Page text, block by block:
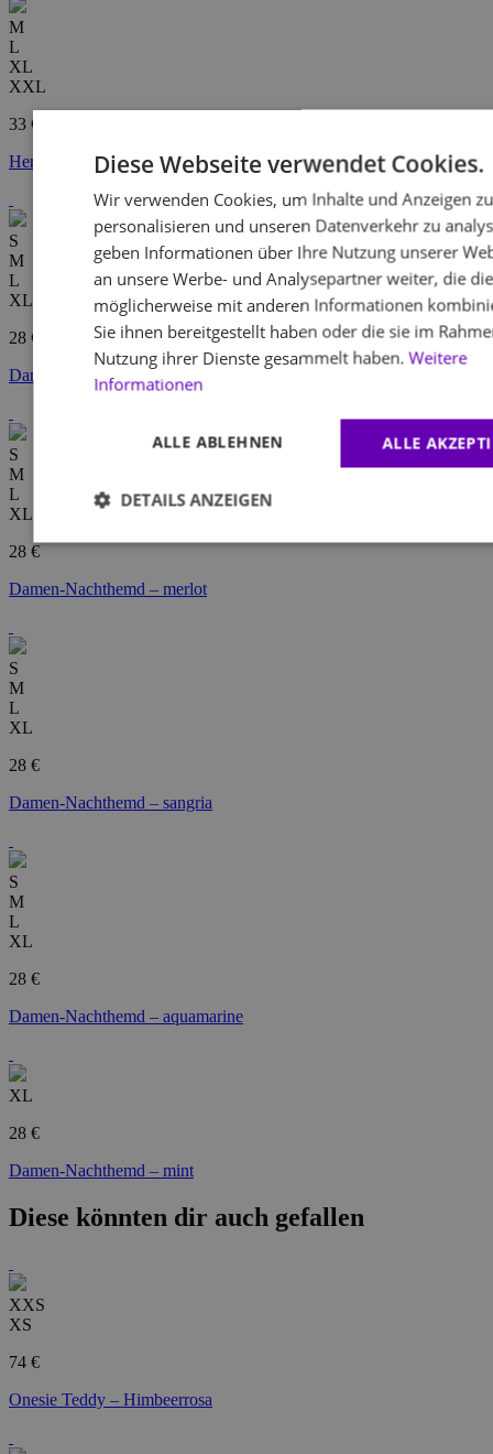
M
L
XL
XXL
33 €
Herren-Nachthemd – navy mint
S
M
L
XL
28 €
Damen-Nachthemd – dusty pine
S
M
L
XL
28 €
Damen-Nachthemd – merlot
S
M
L
XL
28 €
Damen-Nachthemd – sangria
S
M
L
XL
28 €
Damen-Nachthemd – aquamarine
XL
28 €
Damen-Nachthemd – mint
Diese könnten dir auch gefallen
XXS
XS
74 €
Onesie Teddy – Himbeerrosa
Diese Webseite verwendet Cookies.
Wir verwenden Cookies, um Inhalte und Anzeigen zu
personalisieren und unseren Datenverkehr zu
geben Informationen über Ihre Nutzung unserer
an unsere Werbe- und Analysepartner weiter, die
möglicherweise mit anderen Informationen
Sie ihnen bereitgestellt haben oder die sie im
Nutzung ihrer Dienste gesammelt haben. Weitere
Informationen
ALLE
ALLE ABLEHNEN
DETAILS ANZEIGEN